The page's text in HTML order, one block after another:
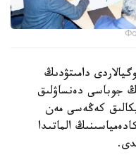
دامىتۋدىڭ
جوباسى دەنساۋلىق
كەڭەسى مەن
الماتىدا